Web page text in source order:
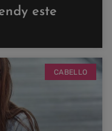
este
CABELLO